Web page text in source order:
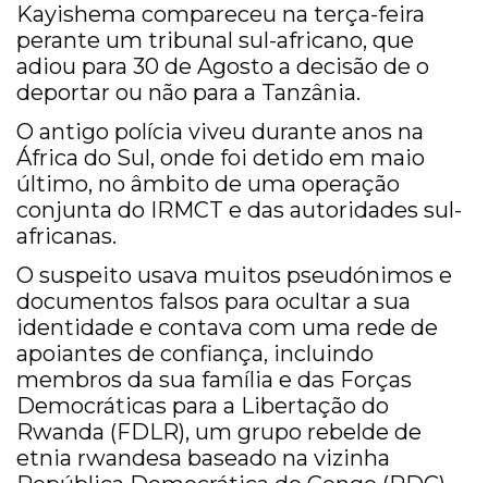
Kayishema compareceu na terça-feira
perante um tribunal sul-africano, que
adiou para 30 de Agosto a decisão de o
deportar ou não para a Tanzânia.
O antigo polícia viveu durante anos na
África do Sul, onde foi detido em maio
último, no âmbito de uma operação
conjunta do IRMCT e das autoridades sul-
africanas.
O suspeito usava muitos pseudónimos e
documentos falsos para ocultar a sua
identidade e contava com uma rede de
apoiantes de confiança, incluindo
membros da sua família e das Forças
Democráticas para a Libertação do
Rwanda (FDLR), um grupo rebelde de
etnia rwandesa baseado na vizinha